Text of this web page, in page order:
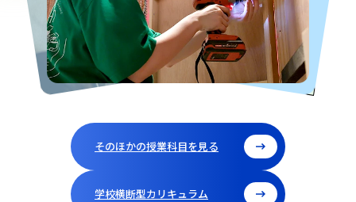
そのほかの授業科目を見る
学校横断型カリキュラム